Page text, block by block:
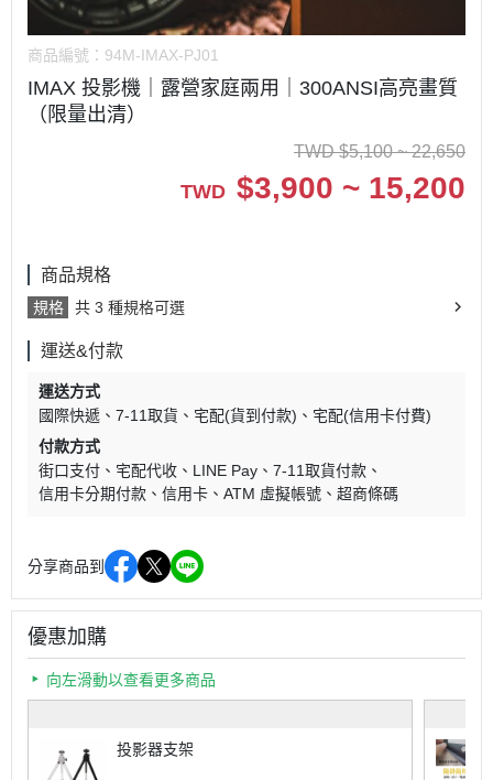
商品編號： 94M-IMAX-PJ01
IMAX 投影機｜露營家庭兩用｜300ANSI高亮畫質
（限量出清）
TWD $5,100 ~ 22,650
TWD $3,900 ~ 15,200
商品規格
規格 共 3 種規格可選
運送&付款
運送方式
國際快遞
7-11取貨 宅配(貨到付款)
宅配(信用卡付費)
付款方式
街口支付
宅配代收 LINE Pay
7-11取貨付款
信用卡分期付款
信用卡 ATM 虛擬帳號 超商條碼
分享商品到
優惠加購
向左滑動以查看更多商品
投影器支架